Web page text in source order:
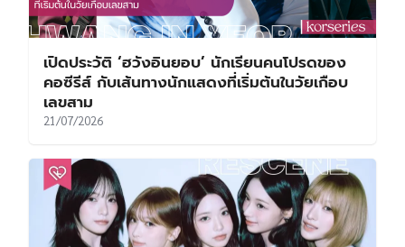
เปิดประวัติ ‘ฮวังอินยอบ’ นักเรียนคนโปรดของ
คอซีรีส์ กับเส้นทางนักแสดงที่เริ่มต้นในวัยเกือบ
เลขสาม
21/07/2026